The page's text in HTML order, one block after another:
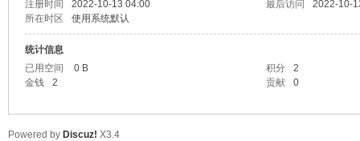
注册时间
2022-10-13 04:00 最后访问
2022-10-
所在时区
使用系统默认
统计信息
已用空间
0 B 积分
2
金钱
2 贡献 0
Powered by Discuz! X3.4